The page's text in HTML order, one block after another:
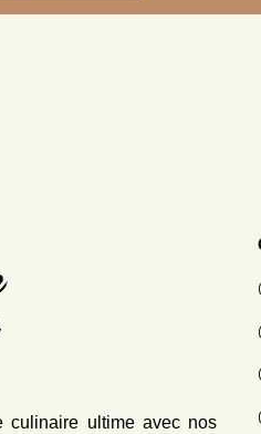
culinaire ultime avec nos